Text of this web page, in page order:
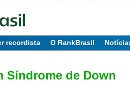
recordista O RankBrasil
Síndrome de Down